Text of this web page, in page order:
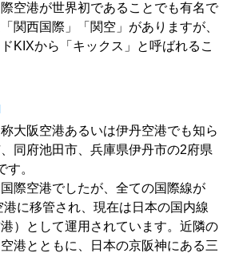
空港が世界初であることでも有名で
関西国際」「関空」がありますが、
KIXから「キックス」と呼ばれるこ
大阪空港あるいは伊丹空港でも知ら
同府池田市、兵庫県伊丹市の2府県
。
際空港でしたが、全ての国際線が
に移管され、現在は日本の国内線
）として運用されています。近隣の
港とともに、日本の京阪神にある三